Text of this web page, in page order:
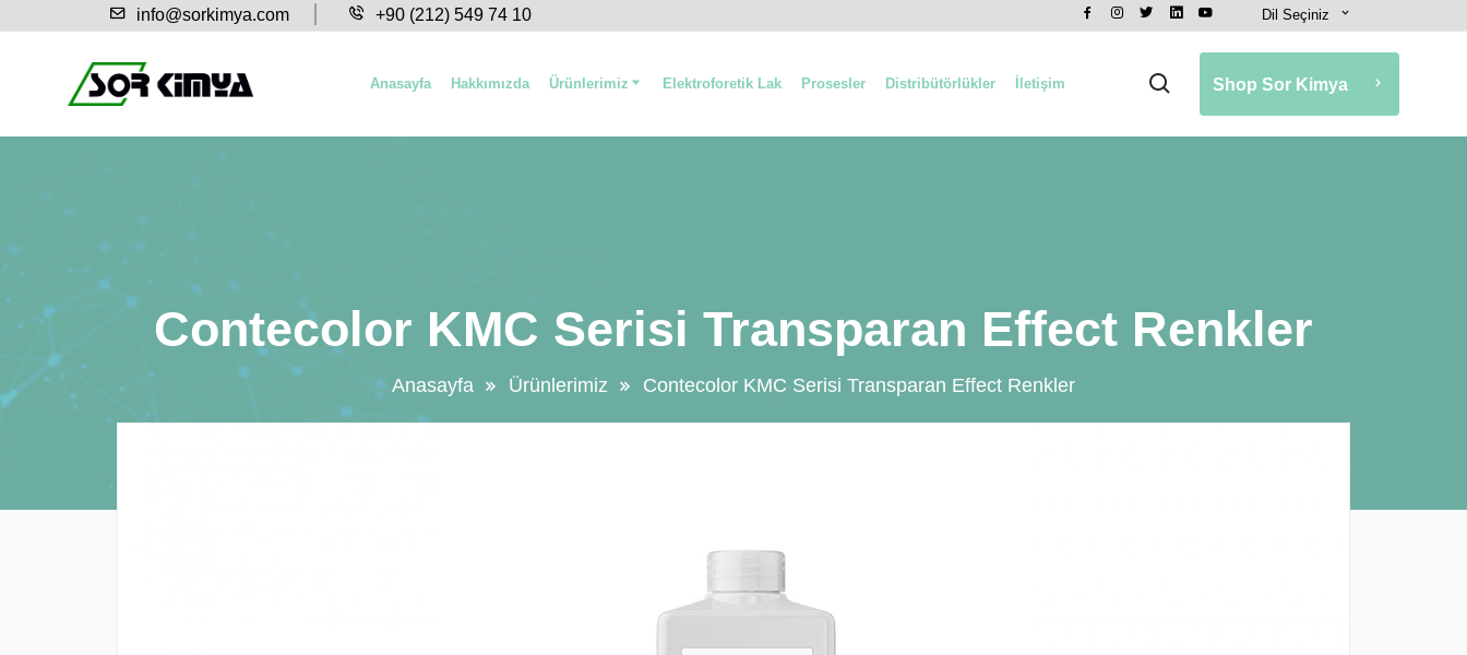
info@sorkimya.com +90 (212) 549 74 10 Dil Seçiniz
Anasayfa Hakkımızda Ürünlerimiz Elektroforetik Lak Prosesler Distribütörlükler İletişim Shop Sor Kimya
Contecolor KMC Serisi Transparan Effect Renkler
Anasayfa Ürünlerimiz Contecolor KMC Serisi Transparan Effect Renkler